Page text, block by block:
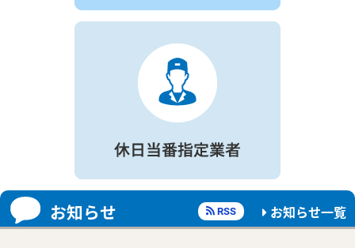
お知らせ RSS お知らせ一覧